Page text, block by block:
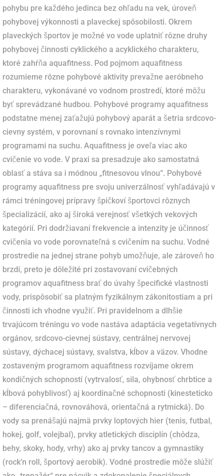
pohybu pre každého jedinca bez ohľadu na vek, úroveň
pohybovej výkonnosti a plaveckej spôsobilosti. Okrem
plaveckých športov je možné vo vode uplatniť rôzne druhy
pohybovej činnosti cyklického a acyklického charakteru,
ktoré zahŕňa aquafitness. Pod pojmom aquafitness
rozumieme rôzne pohybové aktivity prevažne aeróbneho
charakteru, vykonávané vo vodnom prostredí, ktoré môžu
byť sprevádzané hudbou. Pohybové programy aquafitness
podstatne menej zaťažujú pohybový aparát a šetria srdcovo-
cievny systém, v porovnaní s rovnako intenzívnymi
programami na suchu. Aquafitness je oveľa viac ako
cvičenie vo vode. V praxi sa presadzuje ako samostatná
oblasť a stáva sa i módnou „fitnesovou vlnou“. Pohybové
programy aquafitness pre svoju univerzálnosť vyhľadávajú v
rámci tréningovej prípravy špičkoví športovci rôznych
špecializácií, ako aj široká verejnosť všetkých vekových
kategórií. Pri dodržiavaní frekvencie a intenzity je účinnosť
cvičenia vo vode porovnateľná s cvičením na suchu. Vodné
prostredie na jednej strane pohyb umožňuje, ale zároveň ho
brzdí, preto je dôležité pri zostavovaní cvičebných
programov aquafitness brať do úvahy špecifické vlastnosti
vody, prispôsobiť sa platným fyzikálnym zákonitostiam a pri
činnosti ich vhodne využiť. Pri pravidelnom a dlhšie
trvajúcom tréningu vo vode nastáva adaptácia vegetatívnych
orgánov, srdcovo-cievnej sústavy, centrálnej nervovej
sústavy, dýchacej sústavy, svalstva, kĺbov a väzov. Vhodne
zostaveným programom aquafitness rozvíjame okrem
kondičných schopností (vytrvalosť, sila, ohybnosť chrbtice a
kĺbová pohyblivosť) aj koordinačné schopnosti (kinesteticko
– diferenciačná, rovnováhová, orientačná a rytmická). Do
vody sa prenášajú najmä prvky loptových hier (tenis, futbal,
hokej, golf, volejbal), prvky atletických disciplín (chôdza,
behy, skoky, hody, vrhy) ako aj prvky tancov a gymnastiky
(rock’n roll, športový aerobik). Vodné prostredie môže slúžiť